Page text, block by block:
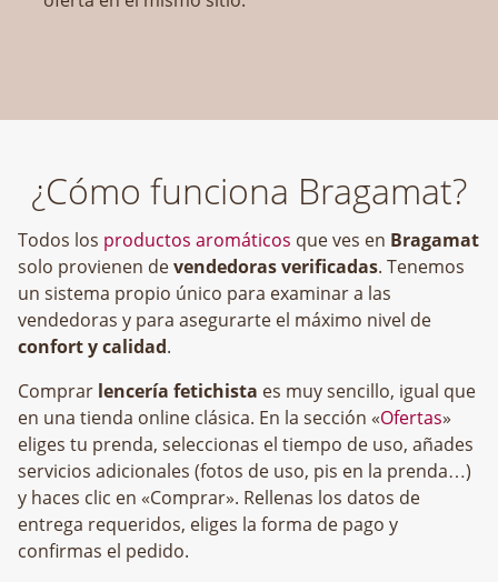
¿Cómo funciona Bragamat?
Todos los productos aromáticos que ves en Bragamat
solo provienen devendedoras verificadas. Tenemos
un sistema propio único para examinar a las
vendedoras y para asegurarte el máximo nivel de
confort y calidad.
Comprar lencería fetichista es muy sencillo, igual que
en una tienda online clásica. En la sección «Ofertas»
eliges tu prenda, seleccionas el tiempo de uso, añades
servicios adicionales (fotos de uso, pis en la prenda…)
y haces clic en «Comprar». Rellenas los datos de
entrega requeridos, eliges la forma de pago y
confirmas el pedido.